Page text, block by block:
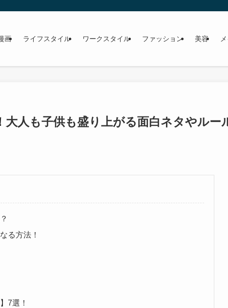
画 ライフスタイル ワークスタイル ファッション 美容
大人も子供も盛り上がる面白ネタやルー
る方法！
7選！